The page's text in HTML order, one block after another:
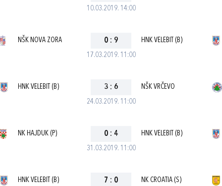
10.03.2019. 14:00
17.03.2019. 11:00
NŠK NOVA ZORA 0 : 9 HNK VELEBIT (B)
24.03.2019. 11:00
HNK VELEBIT (B) 3 : 6 NŠK VRČEVO
31.03.2019. 11:00
NK HAJDUK (P) 0 : 4 HNK VELEBIT (B)
HNK VELEBIT (B) 7 : 0 NK CROATIA (S)